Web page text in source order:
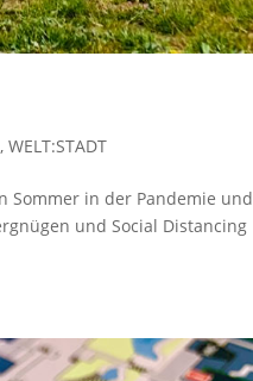
,WELT:STADT
Sommer in der Pandemie und
und Social Distancing